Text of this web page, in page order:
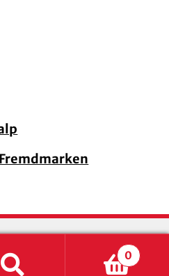
0